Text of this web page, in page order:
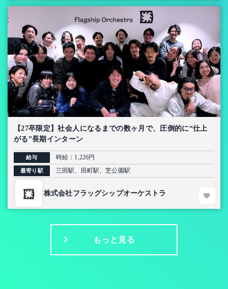
【27卒限定】社会人になるまでの数ヶ月で、圧倒的に“仕上
がる”長期インターン
給与 時給：1,226円
最寄り駅 三田駅、田町駅、芝公園駅
株式会社フラッグシップオーケストラ
もっと見る